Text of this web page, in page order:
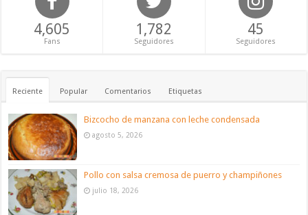
4,605
Fans
1,782
Seguidores
45
Seguidores
Reciente Popular Comentarios Etiquetas
Bizcocho de manzana con leche condensada
agosto 5, 2026
Pollo con salsa cremosa de puerro y champiñones
julio 18, 2026